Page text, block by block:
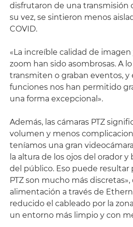
disfrutaron de una transmisión
su vez, se sintieron menos
COVID.
«La increíble calidad de imagen
zoom han sido asombrosas. A
transmiten o graban eventos, y
funciones nos han permitido
una forma excepcional».
Además, las cámaras PTZ
volumen y menos
teníamos una gran
la altura de los ojos del orador
del público. Eso puede resultar
PTZ son mucho más discretas»,
alimentación a través de
reducido el cableado por la
un entorno más limpio y con